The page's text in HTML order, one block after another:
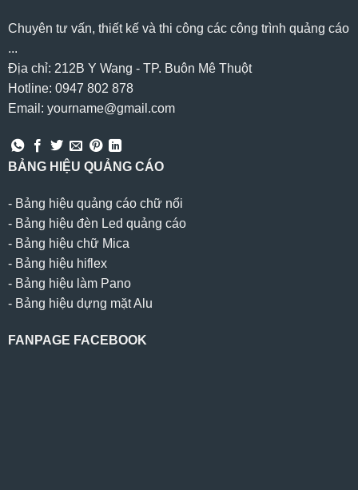
Chuyên tư vấn, thiết kế và thi công các công trình quảng cáo
...
Địa chỉ: 212B Y Wang - TP. Buôn Mê Thuột
Hotline: 0947 802 878
Email: yourname@gmail.com
BẢNG HIỆU QUẢNG CÁO
- Bảng hiệu quảng cáo chữ nổi
- Bảng hiệu đèn Led quảng cáo
- Bảng hiệu chữ Mica
- Bảng hiệu hiflex
- Bảng hiệu làm Pano
- Bảng hiệu dựng mặt Alu
FANPAGE FACEBOOK